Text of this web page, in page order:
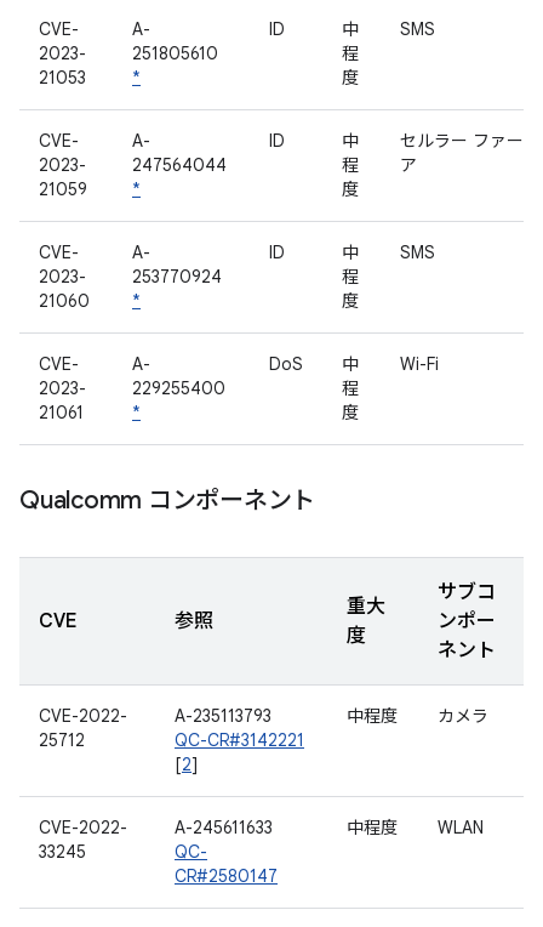
CVE-
2023-
21053
A-
251805610
*
ID
中
程
度
SMS
CVE-
2023-
21059
A-
247564044
*
ID
中
程
度
セルラー ファー
ア
CVE-
2023-
21060
A-
253770924
*
ID
中
程
度
SMS
CVE-
2023-
21061
A-
229255400
*
DoS
中
程
度
Wi-Fi
Qualcomm コンポーネント
CVE 参照
重大
度
サブコ
ンポー
ネント
CVE-2022-
25712
A-235113793
QC-CR#3142221
[2]
中程度 カメラ
CVE-2022-
33245
A-245611633
QC-
CR#2580147
中程度 WLAN